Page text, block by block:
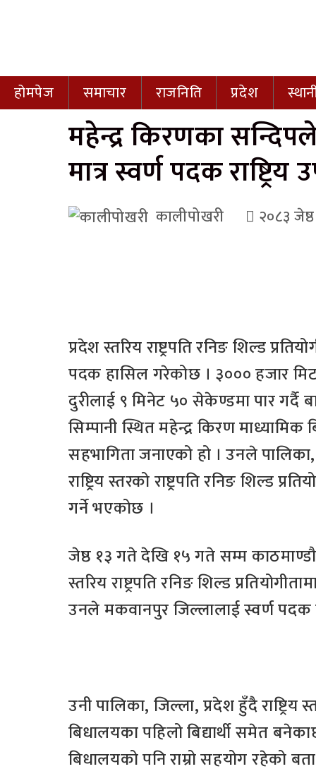
होमपेज समाचार राजनिति प्रदेश
महेन्द्र किरणका
मात्र स्वर्ण पदक
कालीपोखरी २०८३
प्रदेश स्तरिय राष्ट्रपति रनिङ शिल्ड
पदक हासिल गरेकोछ । ३००० हजार
दुरीलाई ९ मिनेट ५० सेकेण्डमा पार गर्दै
सिम्पानी स्थित महेन्द्र किरण माध्यामिक
सहभागिता जनाएको हो । उनले
राष्ट्रिय स्तरको राष्ट्रपति रनिङ शिल्ड
गर्ने भएकोछ ।
जेष्ठ १३ गते देखि १५ गते सम्म
स्तरिय राष्ट्रपति रनिङ शिल्ड
उनले मकवानपुर जिल्लालाई स्वर्ण
उनी पालिका, जिल्ला, प्रदेश हुँदै राष्ट्रिय
बिधालयका पहिलो बिद्यार्थी समेत
बिधालयको पनि राम्रो सहयोग रहेको